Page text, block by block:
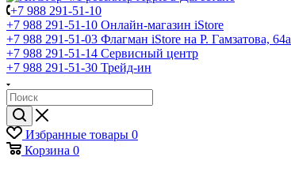
+7 988 291-51-10
+7 988 291-51-10 Онлайн-магазин iStore
+7 988 291-51-03 Флагман iStore на Р. Гамзатова, 64а
+7 988 291-51-14 Сервисный центр
+7 988 291-51-30 Трейд-ин
Избранные товары 0
Корзина 0